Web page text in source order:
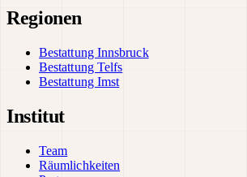
Regionen
Bestattung Innsbruck
Bestattung Telfs
Bestattung Imst
Institut
Team
Räumlichkeiten